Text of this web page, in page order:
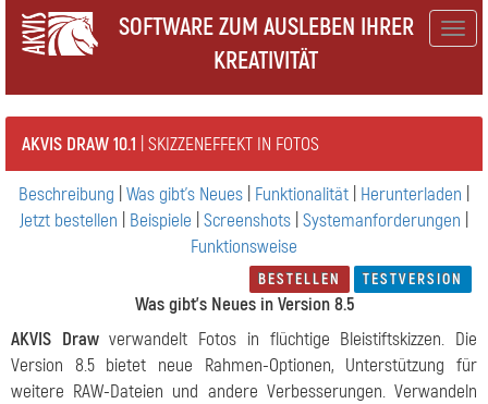
SOFTWARE ZUM AUSLEBEN IHRER
KREATIVITÄT
AKVIS DRAW 10.1 | SKIZZENEFFEKT IN FOTOS
Beschreibung Was gibt's Neues Funktionalität Herunterladen
Jetzt bestellen
Beispiele Screenshots Systemanforderungen
Funktionsweise
BESTELLEN TESTVERSION
Was gibt's Neues in Version 8.5
AKVIS Drawverwandelt Fotos in flüchtige Bleistiftskizzen. Die
Version 8.5 bietet neue Rahmen-Optionen, Unterstützung für
weitere RAW-Dateien und andere Verbesserungen. Verwandeln